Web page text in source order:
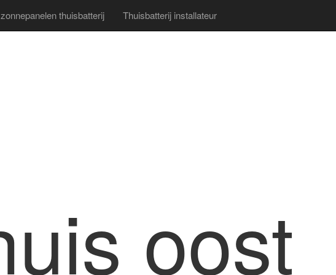
zonnepanelen thuisbatterij Thuisbatterij installateur
oost